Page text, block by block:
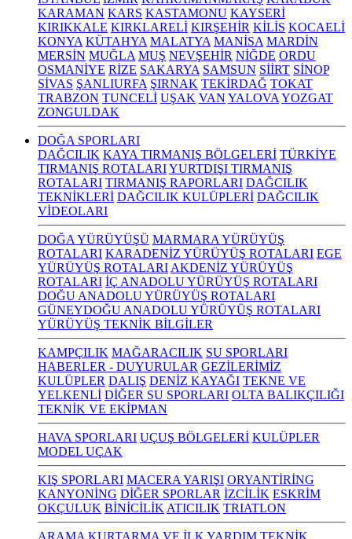
KARAMAN KARS KASTAMONU KAYSERİ
KIRIKKALE KIRKLARELİ KIRŞEHİR KİLİS KOCAELİ
KONYA KÜTAHYA MALATYA MANİSA MARDİN
MERSİN MUĞLA MUŞ NEVŞEHİR NİĞDE ORDU
OSMANİYE RİZE SAKARYA SAMSUN SİİRT SİNOP
SİVAS ŞANLIURFA ŞIRNAK TEKİRDAĞ TOKAT
TRABZON TUNCELİ UŞAK VAN YALOVA YOZGAT
ZONGULDAK
DOĞA SPORLARI
DAĞCILIK KAYA TIRMANIŞ BÖLGELERİ TÜRKİYE
TIRMANIŞ ROTALARIYURTDIŞI TIRMANIŞ
ROTALARI TIRMANIŞ RAPORLARI DAĞCILIK
TEKNİKLERİ DAĞCILIK KULÜPLERİ DAĞCILIK
VİDEOLARI
DOĞA YÜRÜYÜŞÜ MARMARA YÜRÜYÜŞ
ROTALARI KARADENİZ YÜRÜYÜŞ ROTALARI EGE
YÜRÜYÜŞ ROTALARI AKDENİZ YÜRÜYÜŞ
ROTALARI İÇ ANADOLU YÜRÜYÜŞ ROTALARI
DOĞU ANADOLU YÜRÜYÜŞ ROTALARI
GÜNEYDOĞU ANADOLU YÜRÜYÜŞ ROTALARI
YÜRÜYÜŞ TEKNİK BİLGİLER
KAMPÇILIK MAĞARACILIK SU SPORLARI
HABERLER - DUYURULAR GEZİLERİMİZ
KULÜPLER DALIŞ DENİZ KAYAĞI TEKNE VE
YELKENLİ DİĞER SU SPORLARI OLTA BALIKÇILIĞI
TEKNİK VE EKİPMAN
HAVA SPORLARI UÇUŞ BÖLGELERİ KULÜPLER
MODEL UÇAK
KIŞ SPORLARI MACERA YARIŞI ORYANTİRİNG
KANYONİNG DİĞER SPORLAR İZCİLİK ESKRİM
OKÇULUK BİNİCİLİK ATICILIK TRIATLON
ARAMA KURTARMA VE İLK YARDIM TEKNİK